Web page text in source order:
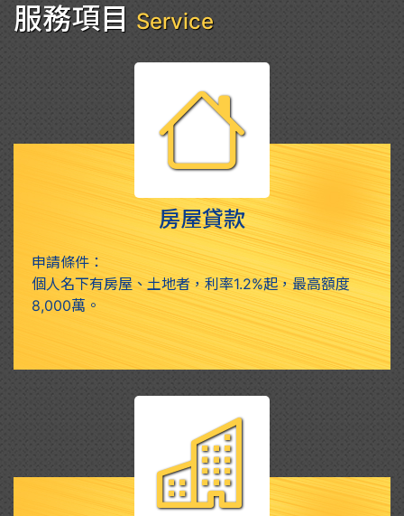
服務項目 Service
房屋貸款
申請條件：
個人名下有房屋、土地者，利率1.2%起，最高額度
8,000萬。